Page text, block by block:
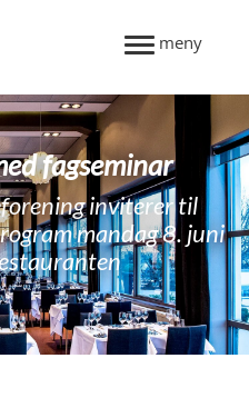
meny
fagseminar
inviterer til
mandag 8. juni